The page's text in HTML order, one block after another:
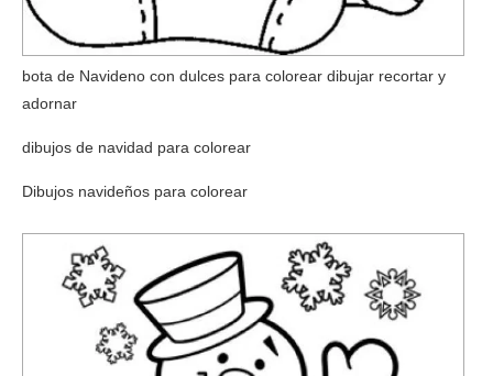
bota de Navideno con dulces para colorear dibujar recortar y
adornar
dibujos de navidad para colorear
Dibujos navideños para colorear